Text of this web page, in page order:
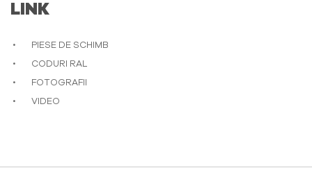
LINK
PIESE DE SCHIMB
CODURI RAL
FOTOGRAFII
VIDEO